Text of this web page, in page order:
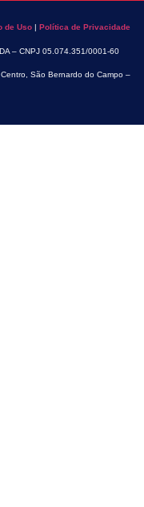
de Uso Política de Privacidade
– CNPJ 05.074.351/0001-60
São Bernardo do Campo –